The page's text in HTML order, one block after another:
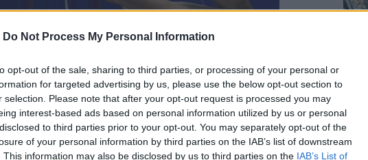
Do Not Process My Personal Information
opt-out of the sale, sharing to third parties, or processing of your personal or
for targeted advertising by us, please use the below opt-out section to
selection. Please note that after your opt-out request is processed you may
interest-based ads based on personal information utilized by us or personal
to third parties prior to your opt-out. You may separately opt-out of the
of your personal information by third parties on the IAB’s list of downstream
This information may also be disclosed by us to third parties on the IAB’s List of